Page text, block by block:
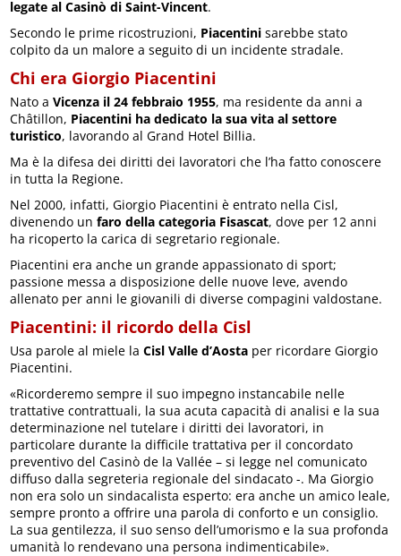
legate al Casinò di Saint-Vincent.
Secondo le prime ricostruzioni, Piacentini sarebbe stato
colpito da un malore a seguito di un incidente stradale.
Chi era Giorgio Piacentini
Nato aVicenza il 24 febbraio 1955, ma residente da anni a
Châtillon, Piacentini ha dedicato la sua vita al settore
turistico, lavorando al Grand Hotel Billia.
Ma è la difesa dei diritti dei lavoratori che l’ha fatto conoscere
in tutta la Regione.
Nel 2000, infatti, Giorgio Piacentini è entrato nella Cisl,
divenendo unfaro della categoria Fisascat, dove per 12 anni
ha ricoperto la carica di segretario regionale.
Piacentini era anche un grande appassionato di sport;
passione messa a disposizione delle nuove leve, avendo
allenato per anni le giovanili di diverse compagini valdostane.
Piacentini: il ricordo della Cisl
Usa parole al miele laCisl Valle d’Aosta per ricordare Giorgio
Piacentini.
«Ricorderemo sempre il suo impegno instancabile nelle
trattative contrattuali, la sua acuta capacità di analisi e la sua
determinazione nel tutelare i diritti dei lavoratori, in
particolare durante la difficile trattativa per il concordato
preventivo del Casinò de la Vallée – si legge nel comunicato
diffuso dalla segreteria regionale del sindacato -. Ma Giorgio
non era solo un sindacalista esperto: era anche un amico leale,
sempre pronto a offrire una parola di conforto e un consiglio.
La sua gentilezza, il suo senso dell’umorismo e la sua profonda
umanità lo rendevano una persona indimenticabile».